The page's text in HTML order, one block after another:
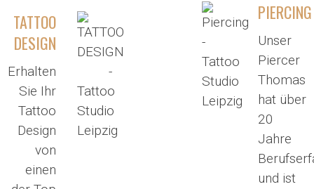
TATTOO
DESIGN
Erhalten
Sie Ihr
Tattoo
Design
von
einen
PIERCING
Unser
Piercer
Thomas
hat über
20
Jahre
und ist